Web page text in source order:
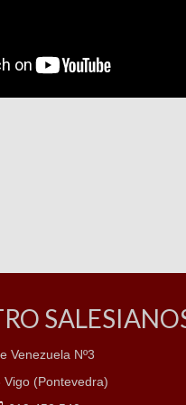
Venezuela Nº3
Vigo (Pontevedra)